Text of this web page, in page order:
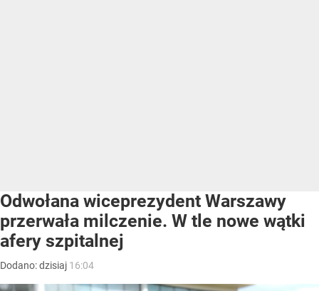
Odwołana wiceprezydent Warszawy
przerwała milczenie. W tle nowe wątki
afery szpitalnej
Dodano:dzisiaj 16:04